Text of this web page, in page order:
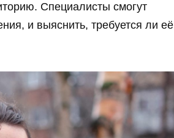
Специалисты смогут
и выяснить, требуется ли её